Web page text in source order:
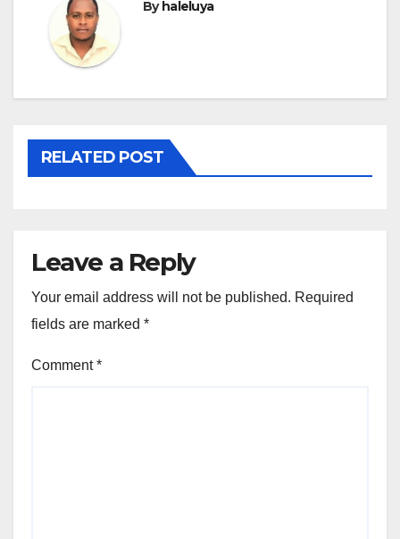
Byhaleluya
RELATED POST
Leave a Reply
Your email address will not be published. Required
fields are marked *
Comment*